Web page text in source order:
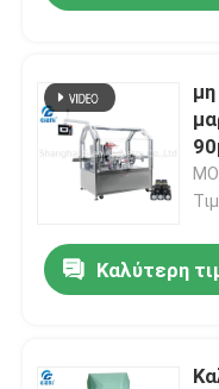
Καλύτερη